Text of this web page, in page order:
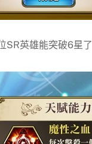
SR英雄能突破6星了